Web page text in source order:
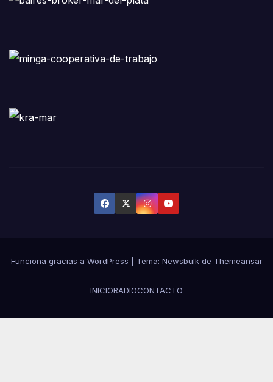
Funciona gracias a WordPress Tema: Newsbulkde Themeansar
INICIORADIOCONTACTO